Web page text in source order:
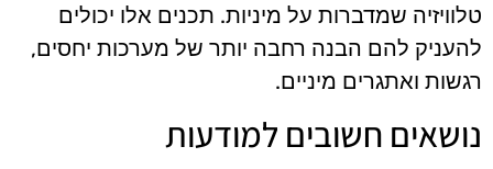
טלוויזיה שמדברות על מיניות. תכנים אלו יכולים
להעניק להם הבנה רחבה יותר של מערכות יחסים,
רגשות ואתגרים מיניים.
נושאים חשובים למודעות